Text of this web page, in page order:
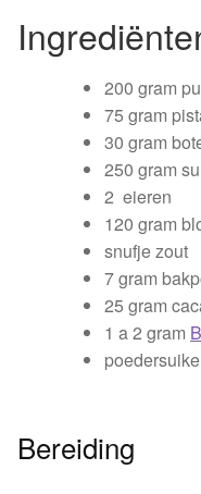
Blogs |
Buchu shops
Buchu.de
Buchu.eu
Buchu.ch
200 gram
75 gram
30 gram
250 gram
2 eieren
120 gram
snufje zout
7 gram
25 gram
1 a 2 gram
Bereiding